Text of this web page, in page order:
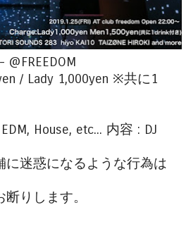
/ Lady 1,000yen ※共に1
House, etc... 内容 : DJ
迷惑になるような行為は
りします。